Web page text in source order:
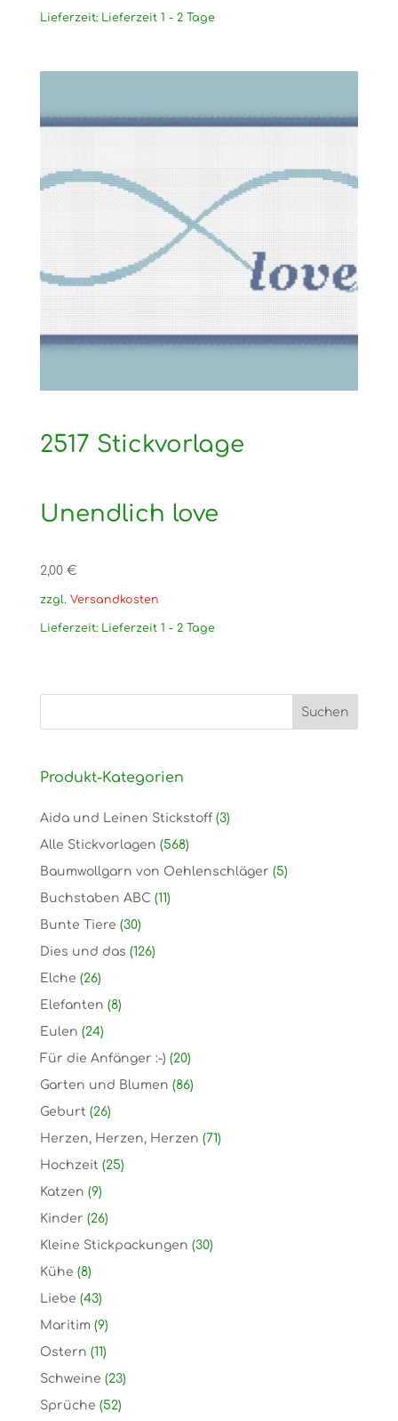
Lieferzeit: Lieferzeit 1 - 2 Tage
2517 Stickvorlage
Unendlich love
2,00 €
zzgl. Versandkosten
Lieferzeit: Lieferzeit 1 - 2 Tage
Produkt-Kategorien
Aida und Leinen Stickstoff (3)
Alle Stickvorlagen (568)
Baumwollgarn von Oehlenschläger (5)
Buchstaben ABC (11)
Bunte Tiere (30)
Dies und das (126)
Elche (26)
Elefanten (8)
Eulen (24)
Für die Anfänger :-) (20)
Garten und Blumen (86)
Geburt (26)
Herzen, Herzen, Herzen (71)
Hochzeit (25)
Katzen (9)
Kinder (26)
Kleine Stickpackungen (30)
Kühe (8)
Liebe (43)
Maritim (9)
Ostern (11)
Schweine (23)
Sprüche (52)